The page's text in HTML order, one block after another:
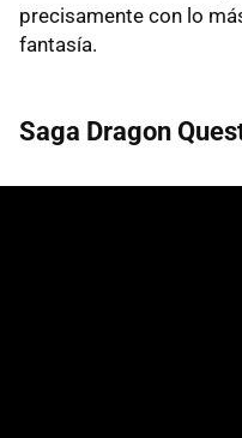
precisamente con lo
fantasía.
Saga Dragon